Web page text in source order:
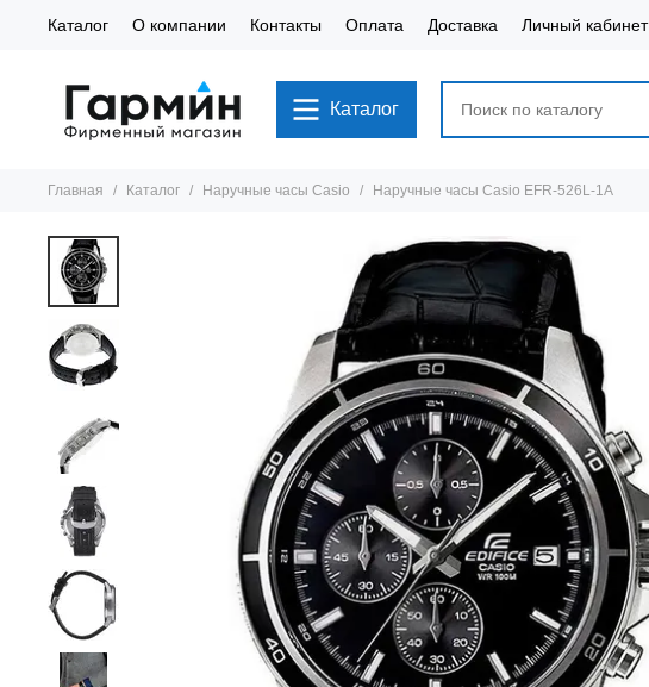
Каталог О компании Контакты Оплата Доставка Личный кабинет
Каталог
Главная Каталог Наручные часы Casio Наручные часы Casio EFR-526L-1A